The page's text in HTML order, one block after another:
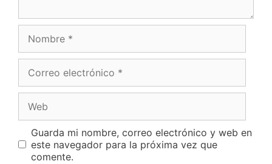
electrónico
Guarda mi nombre, correo electrónico y web en
este navegador para la próxima vez que
comente.